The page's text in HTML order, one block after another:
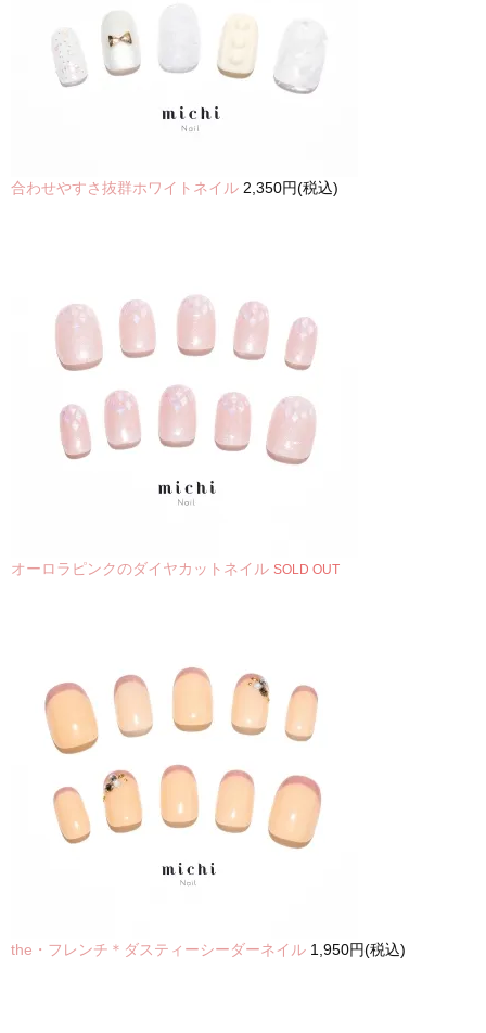
合わせやすさ抜群ホワイトネイル 2,350円(税込)
オーロラピンクのダイヤカットネイル SOLD OUT
the・フレンチ＊ダスティーシーダーネイル 1,950円(税込)